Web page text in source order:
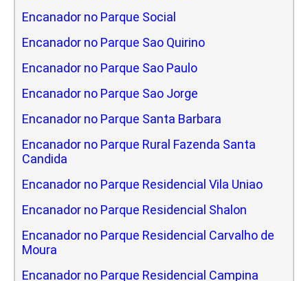
Encanador no Parque Social
Encanador no Parque Sao Quirino
Encanador no Parque Sao Paulo
Encanador no Parque Sao Jorge
Encanador no Parque Santa Barbara
Encanador no Parque Rural Fazenda Santa
Candida
Encanador no Parque Residencial Vila Uniao
Encanador no Parque Residencial Shalon
Encanador no Parque Residencial Carvalho de
Moura
Encanador no Parque Residencial Campina